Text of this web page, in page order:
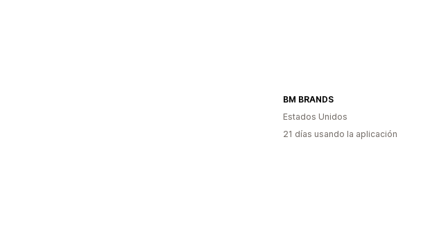
BM BRANDS
Estados Unidos
21 días usando la aplicación